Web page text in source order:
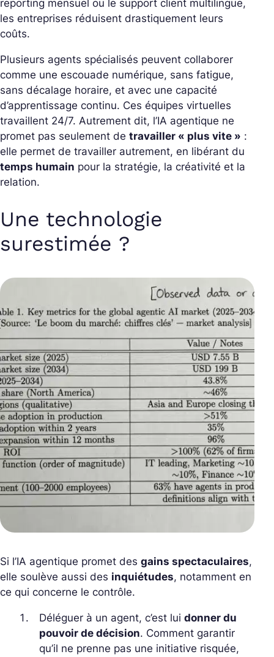
reporting mensuel ou le support client multilingue,
les entreprises réduisent drastiquement leurs
coûts.
Plusieurs agents spécialisés peuvent collaborer
comme une escouade numérique, sans fatigue,
sans décalage horaire, et avec une capacité
d’apprentissage continu. Ces équipes virtuelles
travaillent 24/7. Autrement dit, l’IA agentique ne
promet pas seulement de travailler « plus vite » :
elle permet de travailler autrement, en libérant du
temps humain pour la stratégie, la créativité et la
relation.
Une technologie
surestimée ?
Si l’IA agentique promet des gains spectaculaires,
elle soulève aussi des inquiétudes, notamment en
ce qui concerne le contrôle.
Déléguer à un agent, c’est lui donner du
pouvoir de décision. Comment garantir
qu’il ne prenne pas une initiative risquée,